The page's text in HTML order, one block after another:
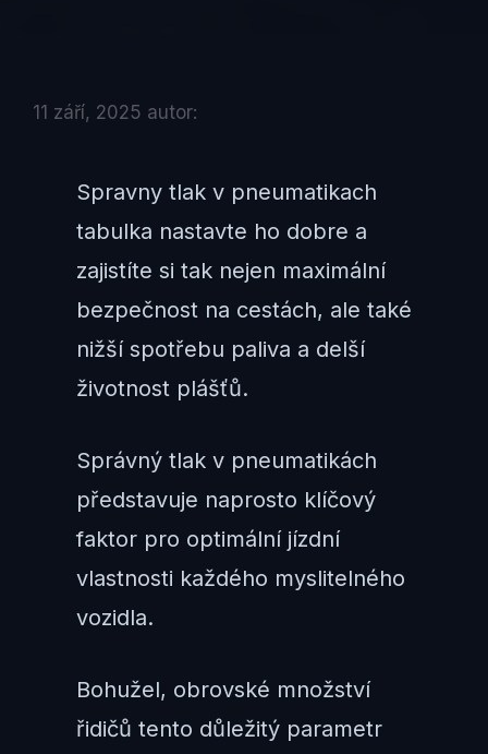
11 září, 2025 autor:
Spravny tlak v pneumatikach
tabulka nastavte ho dobre a
zajistíte si tak nejen maximální
bezpečnost na cestách, ale také
nižší spotřebu paliva a delší
životnost plášťů.
Správný tlak v pneumatikách
představuje naprosto klíčový
faktor pro optimální jízdní
vlastnosti každého myslitelného
vozidla.
Bohužel, obrovské množství
řidičů tento důležitý parametr